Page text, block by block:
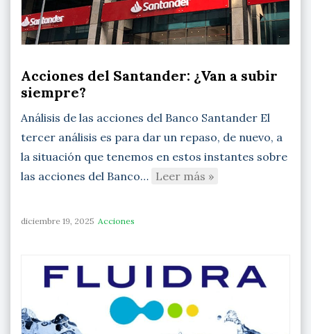
Acciones del Santander: ¿Van a subir
siempre?
Análisis de las acciones del Banco Santander El
tercer análisis es para dar un repaso, de nuevo, a
la situación que tenemos en estos instantes sobre
las acciones del Banco… Leer más »
diciembre 19, 2025 Acciones